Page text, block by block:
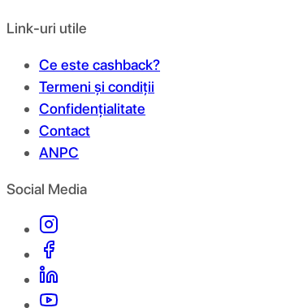
Link-uri utile
Ce este cashback?
Termeni și condiții
Confidențialitate
Contact
ANPC
Social Media